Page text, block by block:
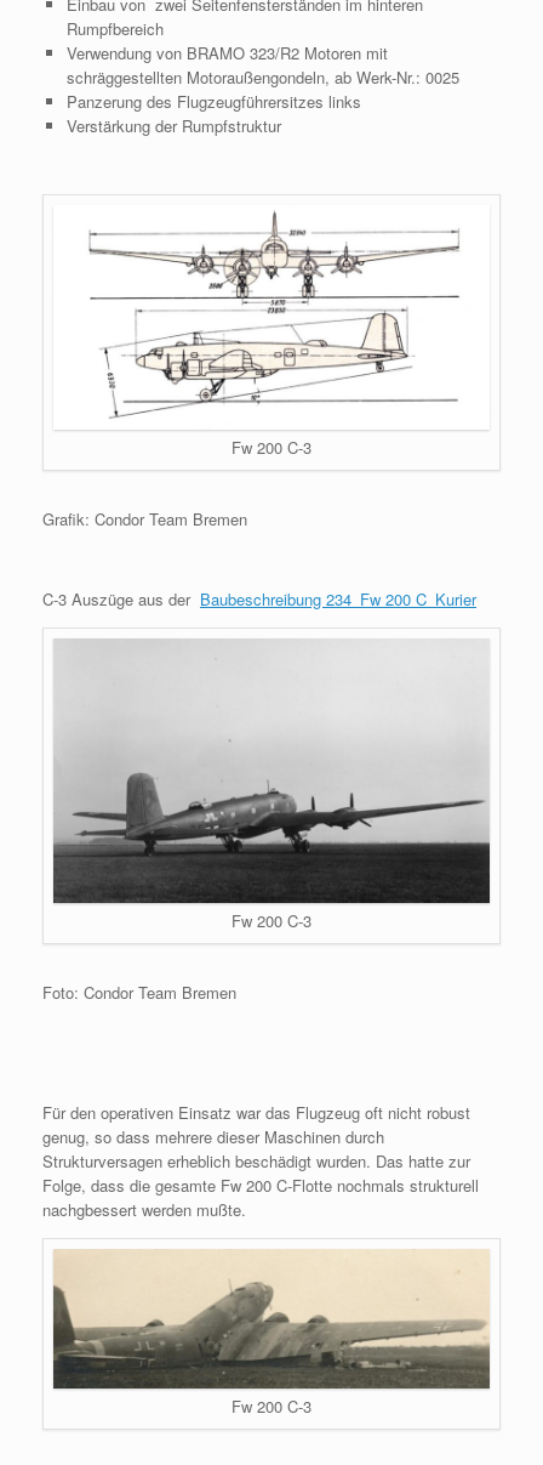
Einbau von zwei Seitenfensterständen im hinteren
Rumpfbereich
Verwendung von BRAMO 323/R2 Motoren mit
schräggestellten Motoraußengondeln, ab Werk-Nr.: 0025
Panzerung des Flugzeugführersitzes links
Verstärkung der Rumpfstruktur
Fw 200 C-3
Grafik: Condor Team Bremen
C-3 Auszüge aus der Baubeschreibung 234_Fw 200 C_Kurier
Fw 200 C-3
Foto: Condor Team Bremen
Für den operativen Einsatz war das Flugzeug oft nicht robust
genug, so dass mehrere dieser Maschinen durch
Strukturversagen erheblich beschädigt wurden. Das hatte zur
Folge, dass die gesamte Fw 200 C-Flotte nochmals strukturell
nachgbessert werden mußte.
Fw 200 C-3